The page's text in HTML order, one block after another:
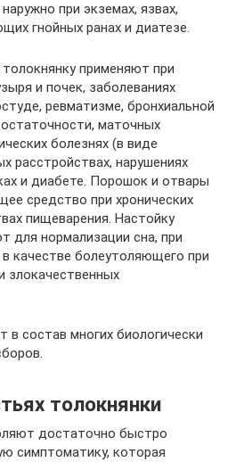
при экземах, язвах,
гнойных ранах и диатезе.
применяют при
и почек, заболеваниях
ревматизме, бронхиальной
маточных
болезнях (в виде
расстройствах, нарушениях
и диабете. Порошок и отвары
средство при хронических
пищеварения. Настойку
для нормализации сна, при
качестве болеутоляющего при
злокачественных
в состав многих биологически
толокнянки
достаточно быстро
симптоматику, которая